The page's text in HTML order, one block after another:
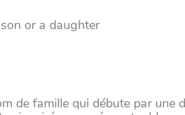
or a daughter
de famille qui débute par une